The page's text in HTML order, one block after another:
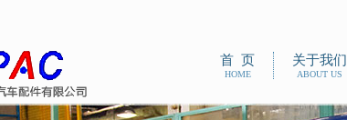
首 页
HOME
关于我们
ABOUT US